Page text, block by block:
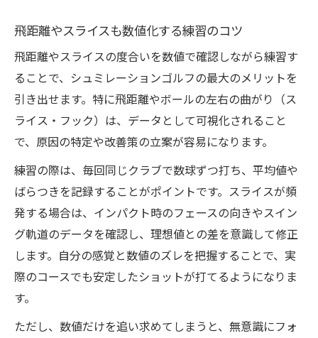
飛距離やスライスも数値化する練習のコツ
飛距離やスライスの度合いを数値で確認しながら練習す
ることで、シュミレーションゴルフの最大のメリットを
引き出せます。特に飛距離やボールの左右の曲がり（ス
ライス・フック）は、データとして可視化されること
で、原因の特定や改善策の立案が容易になります。
練習の際は、毎回同じクラブで数球ずつ打ち、平均値や
ばらつきを記録することがポイントです。スライスが頻
発する場合は、インパクト時のフェースの向きやスイン
グ軌道のデータを確認し、理想値との差を意識して修正
します。自分の感覚と数値のズレを把握することで、実
際のコースでも安定したショットが打てるようになりま
す。
ただし、数値だけを追い求めてしまうと、無意識にフォ